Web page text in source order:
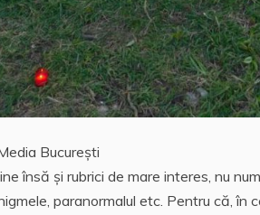
București
însă și rubrici de mare interes, nu
paranormalul etc. Pentru că, în